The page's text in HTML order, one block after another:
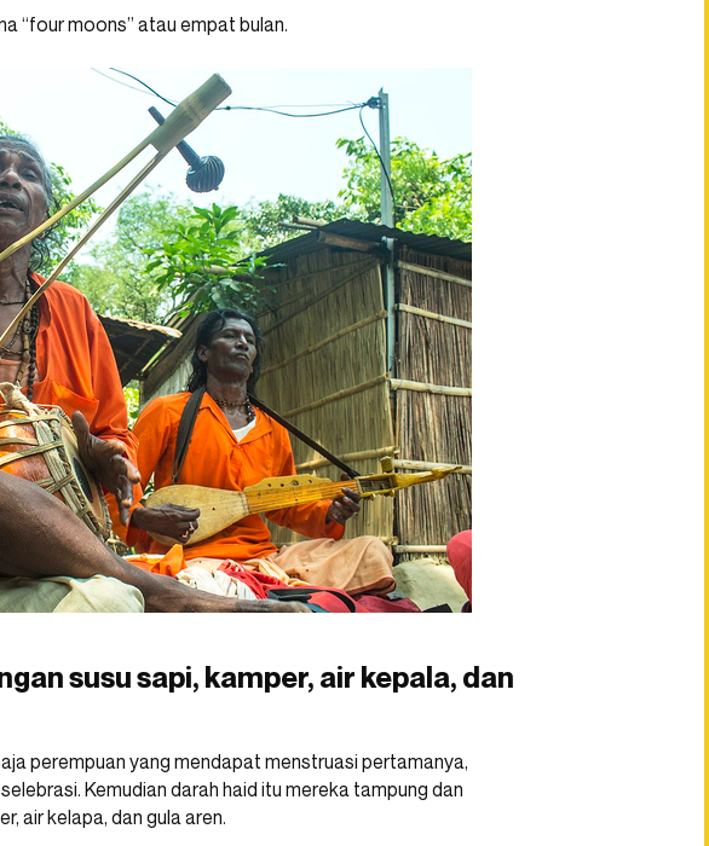
“four moons” atau empat bulan.
susu sapi, kamper, air kepala, dan
perempuan yang mendapat menstruasi pertamanya,
Kemudian darah haid itu mereka tampung dan
air kelapa, dan gula aren.